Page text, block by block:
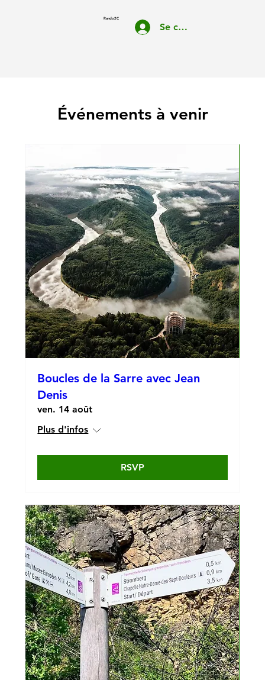
Rando2C
Se connecter
Événements à venir
Boucles de la Sarre avec Jean
Denis
ven. 14 août
Plus d'infos
RSVP